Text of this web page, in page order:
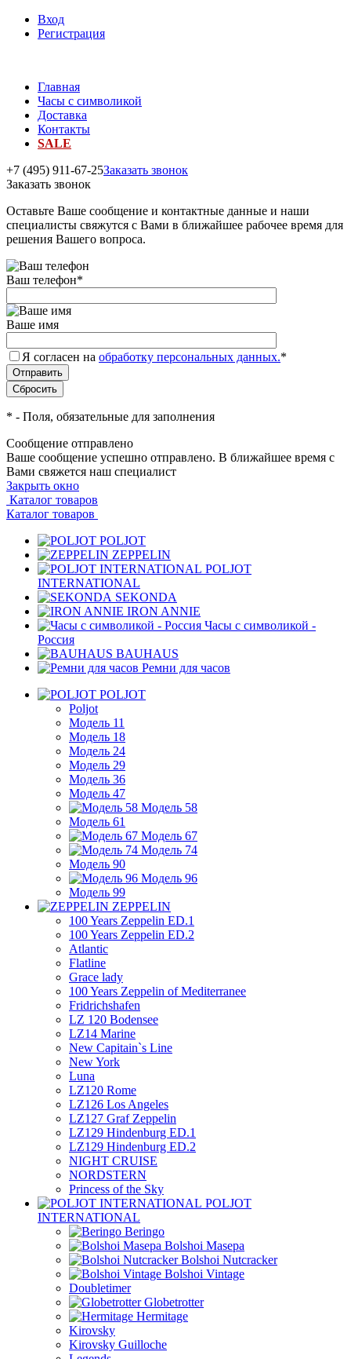
Вход
Регистрация
Главная
Часы с символикой
Доставка
Контакты
SALE
+7 (495) 911-67-25Заказать звонок
Заказать звонок
Оставьте Ваше сообщение и контактные данные и наши
специалисты свяжутся с Вами в ближайшее рабочее время для
решения Вашего вопроса.
Ваш телефон*
Ваше имя
Я согласен на обработку персональных данных.*
* - Поля, обязательные для заполнения
Сообщение отправлено
Ваше сообщение успешно отправлено. В ближайшее время с
Вами свяжется наш специалист
Закрыть окно
Каталог товаров
Каталог товаров
POLJOT
ZEPPELIN
POLJOT
INTERNATIONAL
SEKONDA
IRON ANNIE
Часы с символикой -
Россия
BAUHAUS
Ремни для часов
POLJOT
Poljot
Модель 11
Модель 18
Модель 24
Модель 29
Модель 36
Модель 47
Модель 58
Модель 61
Модель 67
Модель 74
Модель 90
Модель 96
Модель 99
ZEPPELIN
100 Years Zeppelin ED.1
100 Years Zeppelin ED.2
Atlantic
Flatline
Grace lady
100 Years Zeppelin of Mediterranee
Fridrichshafen
LZ 120 Bodensee
LZ14 Marine
New Capitain`s Line
New York
Luna
LZ120 Rome
LZ126 Los Angeles
LZ127 Graf Zeppelin
LZ129 Hindenburg ED.1
LZ129 Hindenburg ED.2
NIGHT CRUISE
NORDSTERN
Princess of the Sky
POLJOT
INTERNATIONAL
Beringo
Bolshoi Masepa
Bolshoi Nutcracker
Bolshoi Vintage
Doubletimer
Globetrotter
Hermitage
Kirovsky
Kirovsky Guilloche